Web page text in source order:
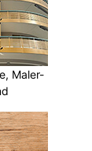
Maler-